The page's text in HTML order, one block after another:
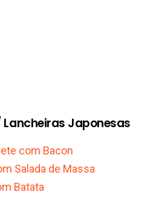
Lancheiras Japonesas
com Bacon
Salada de Massa
Batata